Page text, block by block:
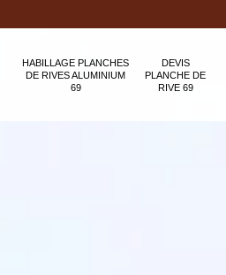
HABILLAGE PLANCHES
DE RIVES ALUMINIUM
69
DEVIS
PLANCHE DE
RIVE 69